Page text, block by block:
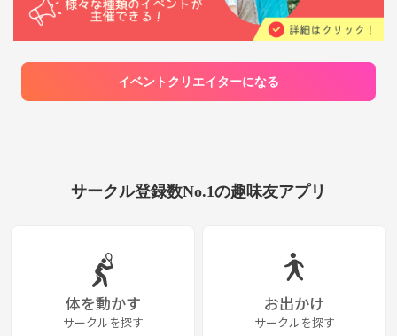
イベントクリエイターになる
サークル登録数No.1の趣味友アプリ
体を動かす
サークルを探す
お出かけ
サークルを探す